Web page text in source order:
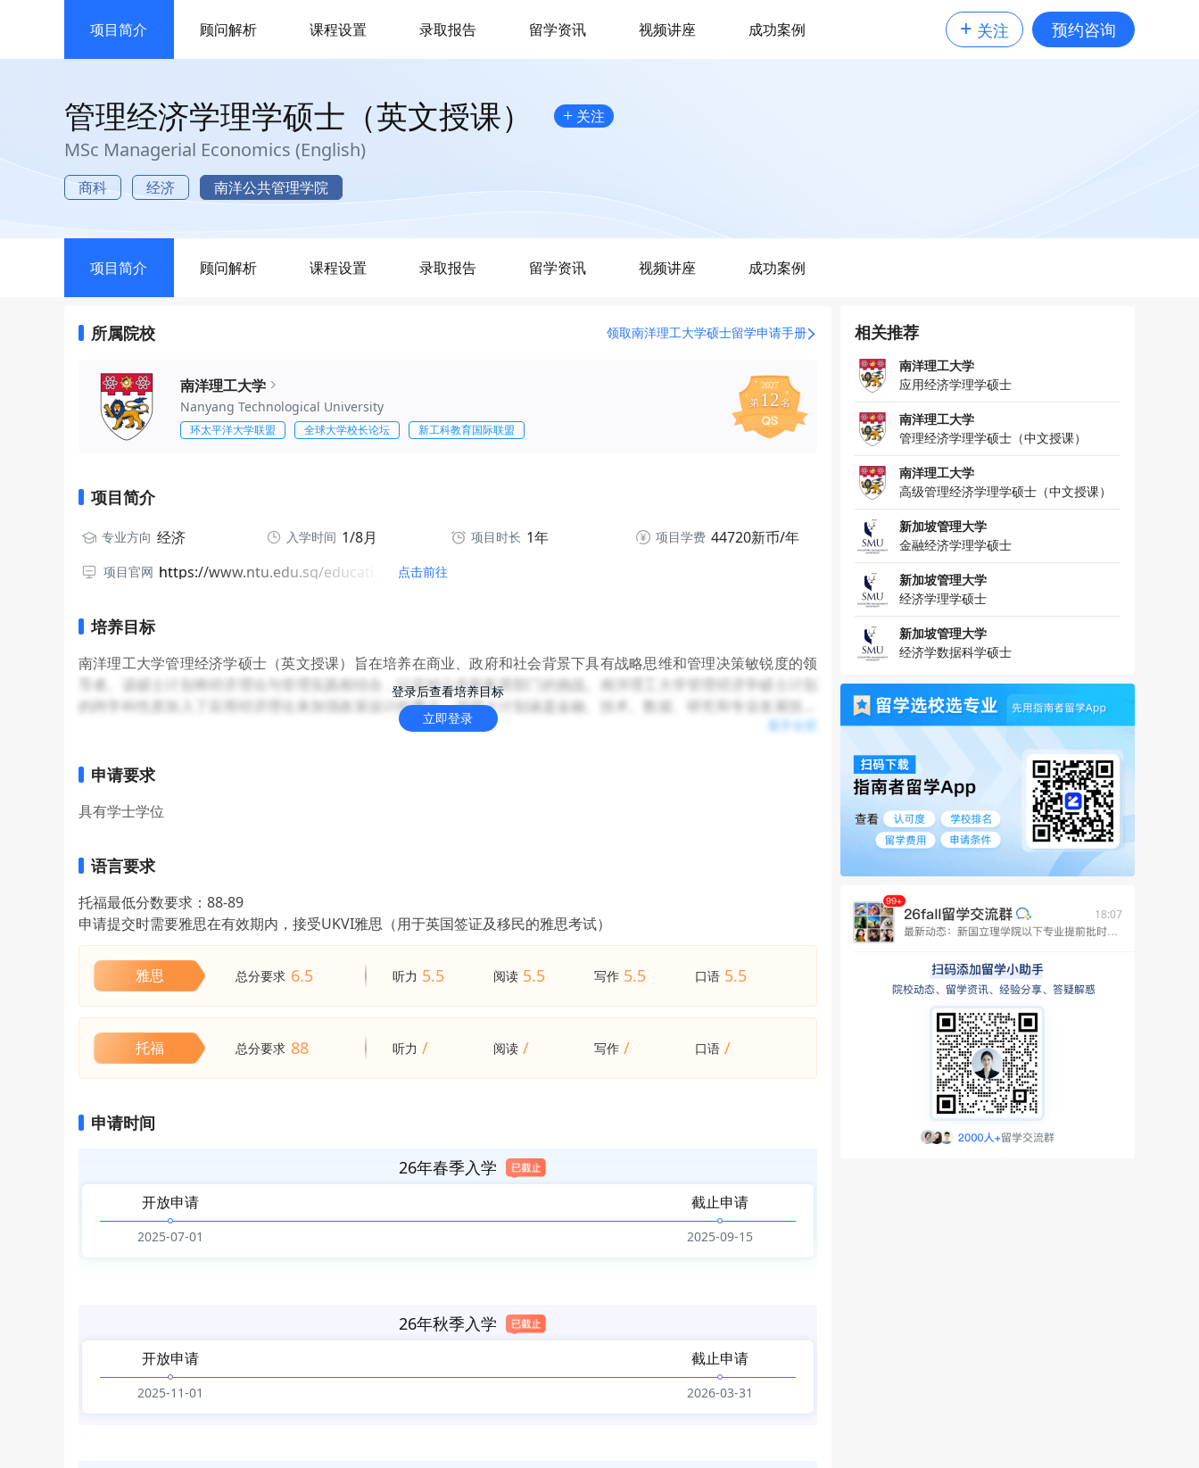
项目简介 顾问解析 课程设置 录取报告 留学资讯 视频讲座 成功案例 + 关注 预约咨询
管理经济学理学硕士（英文授课） + 关注
MSc Managerial Economics (English)
商科 经济 南洋公共管理学院
项目简介 顾问解析 课程设置 录取报告 留学资讯 视频讲座 成功案例
所属院校 领取南洋理工大学硕士留学申请手册
南洋理工大学
Nanyang Technological University
环太平洋大学联盟 全球大学校长论坛 新工科教育国际联盟
2027
第 12名
项目简介
专业方向 经济 入学时间 1/8月 项目时长 1年 项目学费 44720新币/年
项目官网 点击前往
登录后查看培养目标
立即登录
培养目标
南洋理工大学管理经济学硕士（英文授课）旨在培养在商业、政府和社会背景下具有战略思维和管理决策敏锐度的领
导者。该硕士计划将经济理论与管理实践相结合，以应对公共和私营部门的挑战。南洋理工大学管理经济学硕士计划
的跨学科性质加入了应用经济理论来加强政策设计的重点。该硕士计划涵盖金融、技术、数据、研究和专业发展技能
等蓬勃发展的领域，除了讲座和研讨会外，还包括课堂讨论、研讨会和小组项目的沉浸式学习体验。
展开全部
申请要求
具有学士学位
语言要求
托福最低分数要求：88-89
申请提交时需要雅思在有效期内，接受UKVI雅思（用于英国签证及移民的雅思考试）
雅思 总分要求 6.5 听力 5.5 阅读 5.5 写作 5.5 口语 5.5
托福 总分要求 88 听力 / 阅读 / 写作 / 口语 /
申请时间
26年春季入学
开放申请
2025-07-01
截止申请
2025-09-15
26年秋季入学
开放申请
2025-11-01
截止申请
2026-03-31
相关推荐
南洋理工大学
应用经济学理学硕士
南洋理工大学
管理经济学理学硕士（中文授课）
南洋理工大学
高级管理经济学理学硕士（中文授课）
新加坡管理大学
金融经济学理学硕士
新加坡管理大学
经济学理学硕士
新加坡管理大学
经济学数据科学硕士
18:07